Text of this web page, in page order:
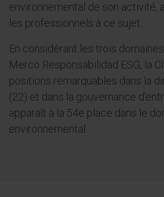
environnemental de son activité,
les professionnels à ce sujet.
En considérant les trois
Merco Responsabilidad ESG, la
positions remarquables dans la
(22) et dans la gouvernance
apparaît à la 54e place dans le
environnemental.